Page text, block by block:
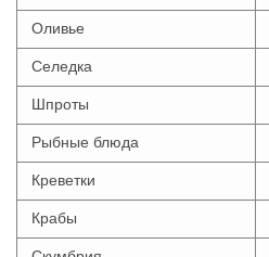
Оливье
Селедка
Шпроты
Рыбные блюда
Креветки
Крабы